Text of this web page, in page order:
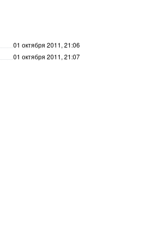
01 октября 2011, 21:06
01 октября 2011, 21:07